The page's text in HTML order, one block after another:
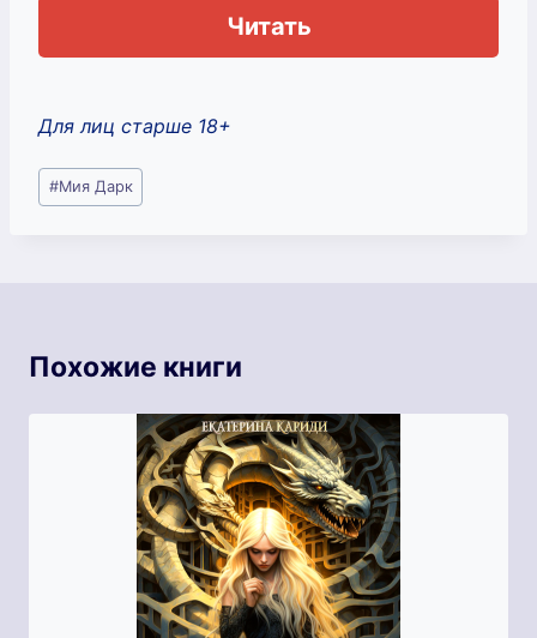
Читать
Для лиц старше 18+
Метки
записи:
#Мия Дарк
Похожие книги